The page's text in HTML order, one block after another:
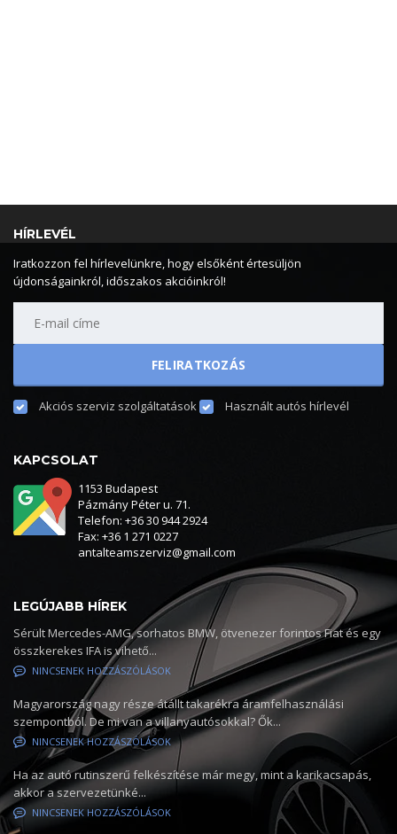
HÍRLEVÉL
Iratkozzon fel hírlevelünkre, hogy elsőként értesüljön
újdonságainkról, időszakos akcióinkról!
Akciós szerviz szolgáltatások Használt autós hírlevél
KAPCSOLAT
1153 Budapest
Pázmány Péter u. 71.
Telefon: +36 30 944 2924
Fax: +36 1 271 0227
antalteamszerviz@gmail.com
LEGÚJABB HÍREK
Sérült Mercedes-AMG, sorhatos BMW, ötvenezer forintos Fiat és egy
összkerekes IFA is vihető...
NINCSENEK HOZZÁSZÓLÁSOK
Magyarország nagy része átállt takarékra áramfelhasználási
szempontból. De mi van a villanyautósokkal? Ők...
NINCSENEK HOZZÁSZÓLÁSOK
Ha az autó rutinszerű felkészítése már megy, mint a karikacsapás,
akkor a szervezetünké...
NINCSENEK HOZZÁSZÓLÁSOK